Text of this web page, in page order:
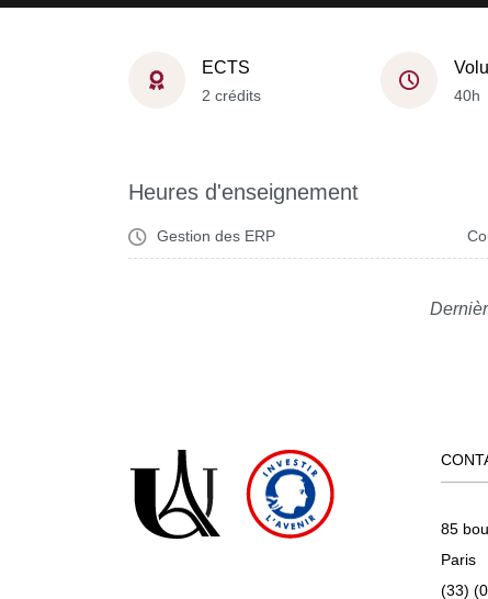
ECTS
2 crédits 40h
Heures d'enseignement
Gestion des ERP
85
Paris
(33)